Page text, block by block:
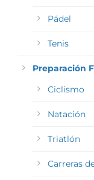
Pádel
Tenis
Preparación
Ciclismo
Natación
Triatlón
Carreras